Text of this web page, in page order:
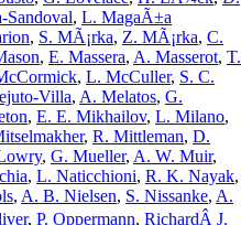
Sandoval, L. MagaÃ±a
, S. MÃ¡rka, Z. MÃ¡rka, C.
, E. Massera, A. Masserot, T.
, L. McCuller, S. C.
Villa, A. Melatos, G.
, E. E. Mikhailov, L. Milano,
, R. Mittleman, D.
, G. Mueller, A. W. Muir,
, L. Naticchioni, R. K. Nayak,
, A. B. Nielsen, S. Nissanke, A.
, P. Oppermann, RichardÂ J.